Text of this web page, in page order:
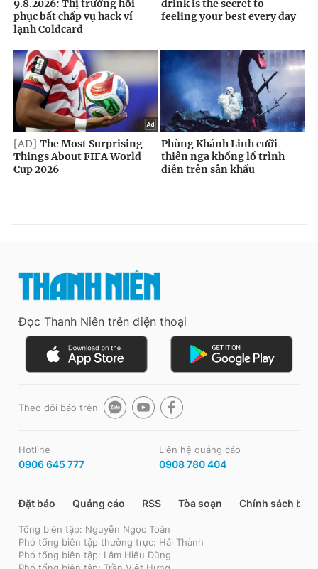
Đọc Thanh Niên trên điện thoại
Theo dõi báo trên
Hotline
0906 645 777
Liên hệ quảng cáo
0908 780 404
Đặt báo Quảng cáo RSS Tòa soạn Chính sách bảo
Tổng biên tập: Nguyễn Ngọc Toàn
Phó tổng biên tập thường trực: Hải Thành
Phó tổng biên tập: Lâm Hiếu Dũng